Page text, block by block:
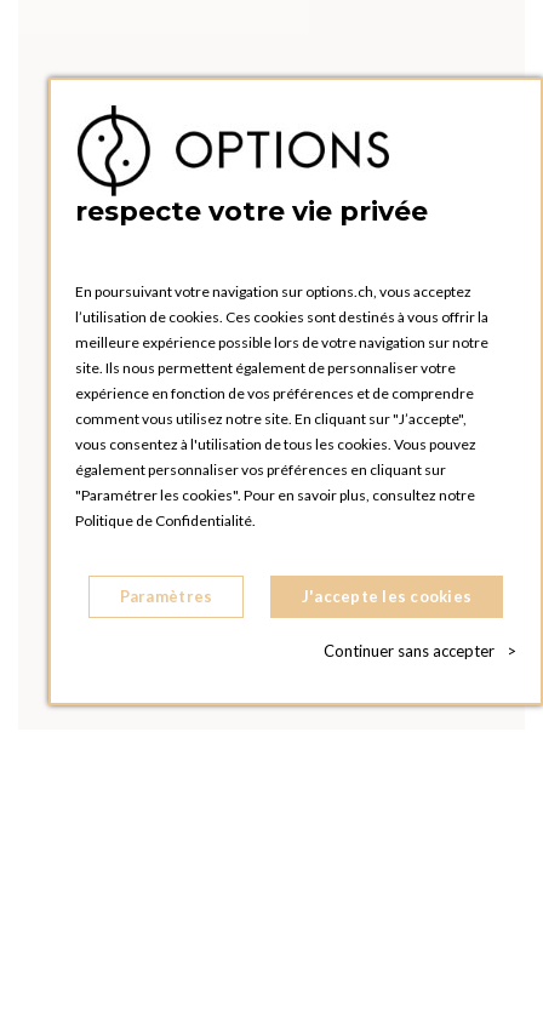
respecte votre vie privée
En poursuivant votre navigation sur options.ch, vous acceptez
l’utilisation de cookies. Ces cookies sont destinés à vous offrir la
meilleure expérience possible lors de votre navigation sur notre
site. Ils nous permettent également de personnaliser votre
expérience en fonction de vos préférences et de comprendre
comment vous utilisez notre site. En cliquant sur "J’accepte",
vous consentez à l'utilisation de tous les cookies. Vous pouvez
également personnaliser vos préférences en cliquant sur
"Paramétrer les cookies". Pour en savoir plus, consultez notre
Politique de Confidentialité.
Paramètres J'accepte les cookies
Continuer sans accepter >